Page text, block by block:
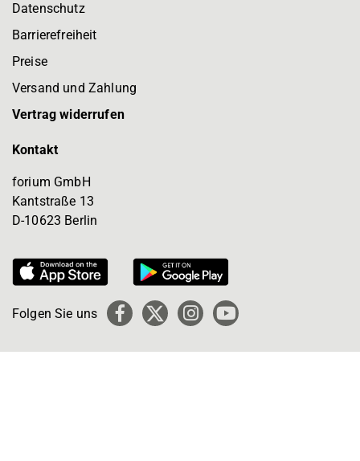
Datenschutz
Barrierefreiheit
Preise
Versand und Zahlung
Vertrag widerrufen
Kontakt
forium GmbH
Kantstraße 13
D-10623 Berlin
Folgen Sie uns Facebook
X
Instagram